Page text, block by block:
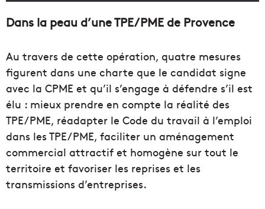
Dans la peau d’une TPE/PME de Provence
Au travers de cette opération, quatre mesures
figurent dans une charte que le candidat signe
avec la CPME et qu’il s’engage à défendre s’il est
élu : mieux prendre en compte la réalité des
TPE/PME, réadapter le Code du travail à l’emploi
dans les TPE/PME, faciliter un aménagement
commercial attractif et homogène sur tout le
territoire et favoriser les reprises et les
transmissions d’entreprises.